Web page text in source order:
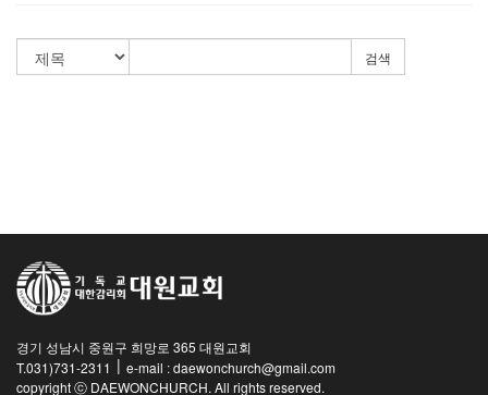
검색
경기 성남시 중원구 희망로 365 대원교회
T.031)731-2311 | e-mail : daewonchurch@gmail.com
copyright ⓒ DAEWONCHURCH. All rights reserved.